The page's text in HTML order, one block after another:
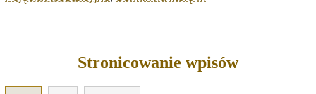
Stronicowanie wpisów